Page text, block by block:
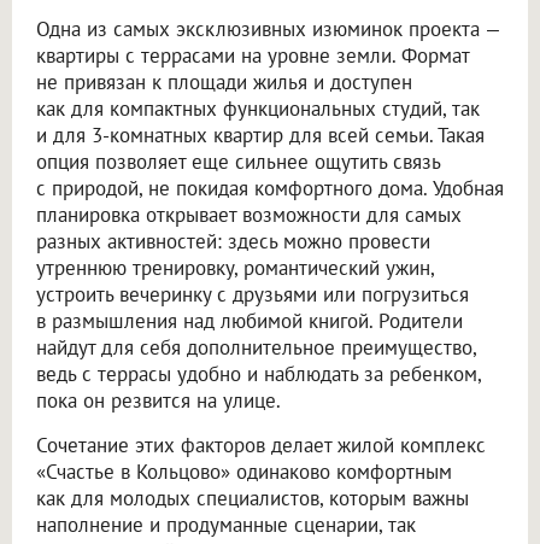
Одна из самых эксклюзивных изюминок проекта —
квартиры с террасами на уровне земли. Формат
не привязан к площади жилья и доступен
как для компактных функциональных студий, так
и для 3-комнатных квартир для всей семьи. Такая
опция позволяет еще сильнее ощутить связь
с природой, не покидая комфортного дома. Удобная
планировка открывает возможности для самых
разных активностей: здесь можно провести
утреннюю тренировку, романтический ужин,
устроить вечеринку с друзьями или погрузиться
в размышления над любимой книгой. Родители
найдут для себя дополнительное преимущество,
ведь с террасы удобно и наблюдать за ребенком,
пока он резвится на улице.
Сочетание этих факторов делает жилой комплекс
«Счастье в Кольцово» одинаково комфортным
как для молодых специалистов, которым важны
наполнение и продуманные сценарии, так